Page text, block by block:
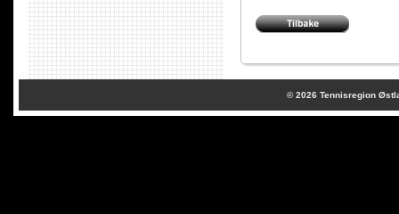
© 2026 Tennisregion